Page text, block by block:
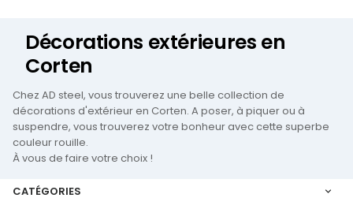
Décorations extérieures en
Corten
Chez AD steel, vous trouverez une belle collection de
décorations d'extérieur en Corten. A poser, à piquer ou à
suspendre, vous trouverez votre bonheur avec cette superbe
couleur rouille.
À vous de faire votre choix !
CATÉGORIES